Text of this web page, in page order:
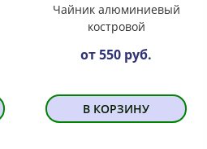
Чайник алюминиевый
костровой
от 550 руб.
В КОРЗИНУ